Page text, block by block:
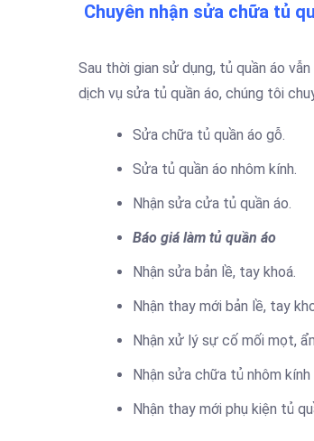
Chuyên nhận sửa chữa tủ
Sau thời gian sử dụng, tủ quần áo
dịch vụ sửa tủ quần áo, chúng tôi
Sửa chữa tủ quần áo gỗ.
Sửa tủ quần áo nhôm kính.
Nhận sửa cửa tủ quần áo.
Báo giá làm tủ quần áo
Nhận sửa bản lề, tay khoá.
Nhận thay mới bản lề, tay
Nhận xử lý sự cố mối mọt,
Nhận sửa chữa tủ nhôm
Nhận thay mới phụ kiện tủ